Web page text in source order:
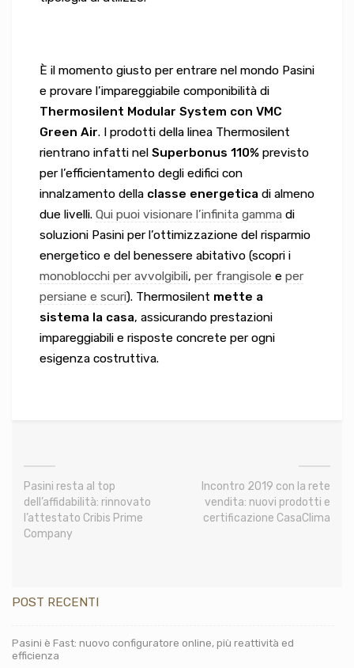
È il momento giusto per entrare nel mondo Pasini
e provare l’impareggiabile componibilità di
Thermosilent Modular System con VMC
Green Air. I prodotti della linea Thermosilent
rientrano infatti nel Superbonus 110% previsto
per l’efficientamento degli edifici con
innalzamento della classe energetica di almeno
due livelli. Qui puoi visionare l’infinita gamma di
soluzioni Pasini per l’ottimizzazione del risparmio
energetico e del benessere abitativo (scopri i
monoblocchi per avvolgibili, per frangisole e per
persiane e scuri). Thermosilent mette a
sistema la casa, assicurando prestazioni
impareggiabili e risposte concrete per ogni
esigenza costruttiva.
Pasini resta al top
dell’affidabilità: rinnovato
l’attestato Cribis Prime
Company
Incontro 2019 con la rete
vendita: nuovi prodotti e
certificazione CasaClima
POST RECENTI
Pasini è Fast: nuovo configuratore online, più reattività ed
efficienza